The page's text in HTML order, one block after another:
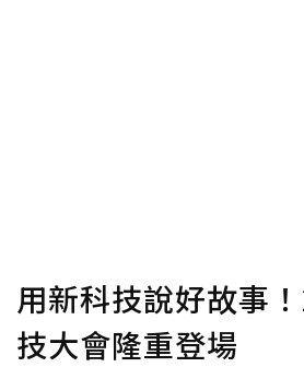
用新科技說好故事
技大會隆重登場